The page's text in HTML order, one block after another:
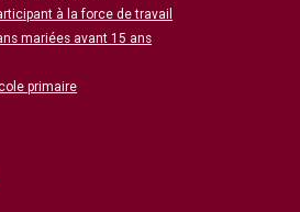
à la force de travail
mariées avant 15 ans
primaire